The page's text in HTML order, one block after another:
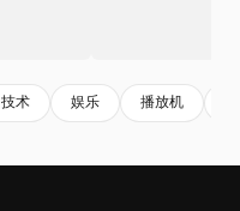
技术 娱乐 播放机